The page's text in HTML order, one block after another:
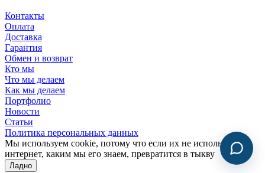
Контакты
Оплата
Доставка
Гарантия
Обмен и возврат
Кто мы
Что мы делаем
Как мы делаем
Портфолио
Новости
Статьи
Политика персональных данных
Мы используем cookie, потому что если их не использовать,
интернет, каким мы его знаем, превратится в тыкву
Ладно